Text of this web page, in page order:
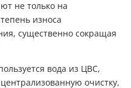
не только на
износа
существенно сокращая
вода из ЦВС,
очистку,